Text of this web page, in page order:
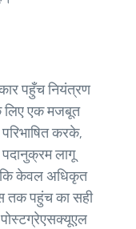
पहुँच नियंत्रण
लिए एक मजबूत
करके,
पदानुक्रम लागू
केवल अधिकृत
तक पहुंच का सही